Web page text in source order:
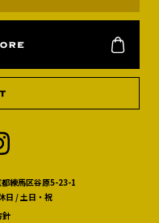
練馬区谷原5-23-1
/ 土日・祝
針